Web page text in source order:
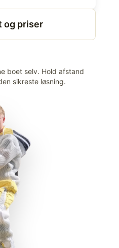
og priser
boet selv. Hold afstand
sikreste løsning.